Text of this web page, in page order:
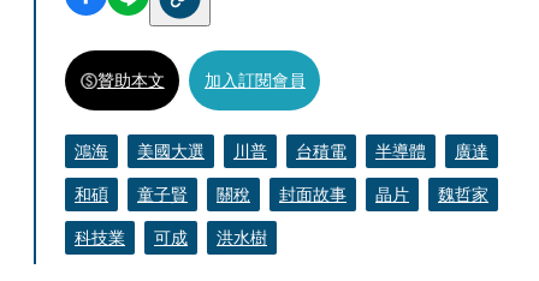
贊助本文 加入訂閱會員
鴻海 美國大選 川普 台積電 半導體
廣達
和碩
童子賢 關稅 封面故事 晶片
魏哲家
科技業
可成 洪水樹